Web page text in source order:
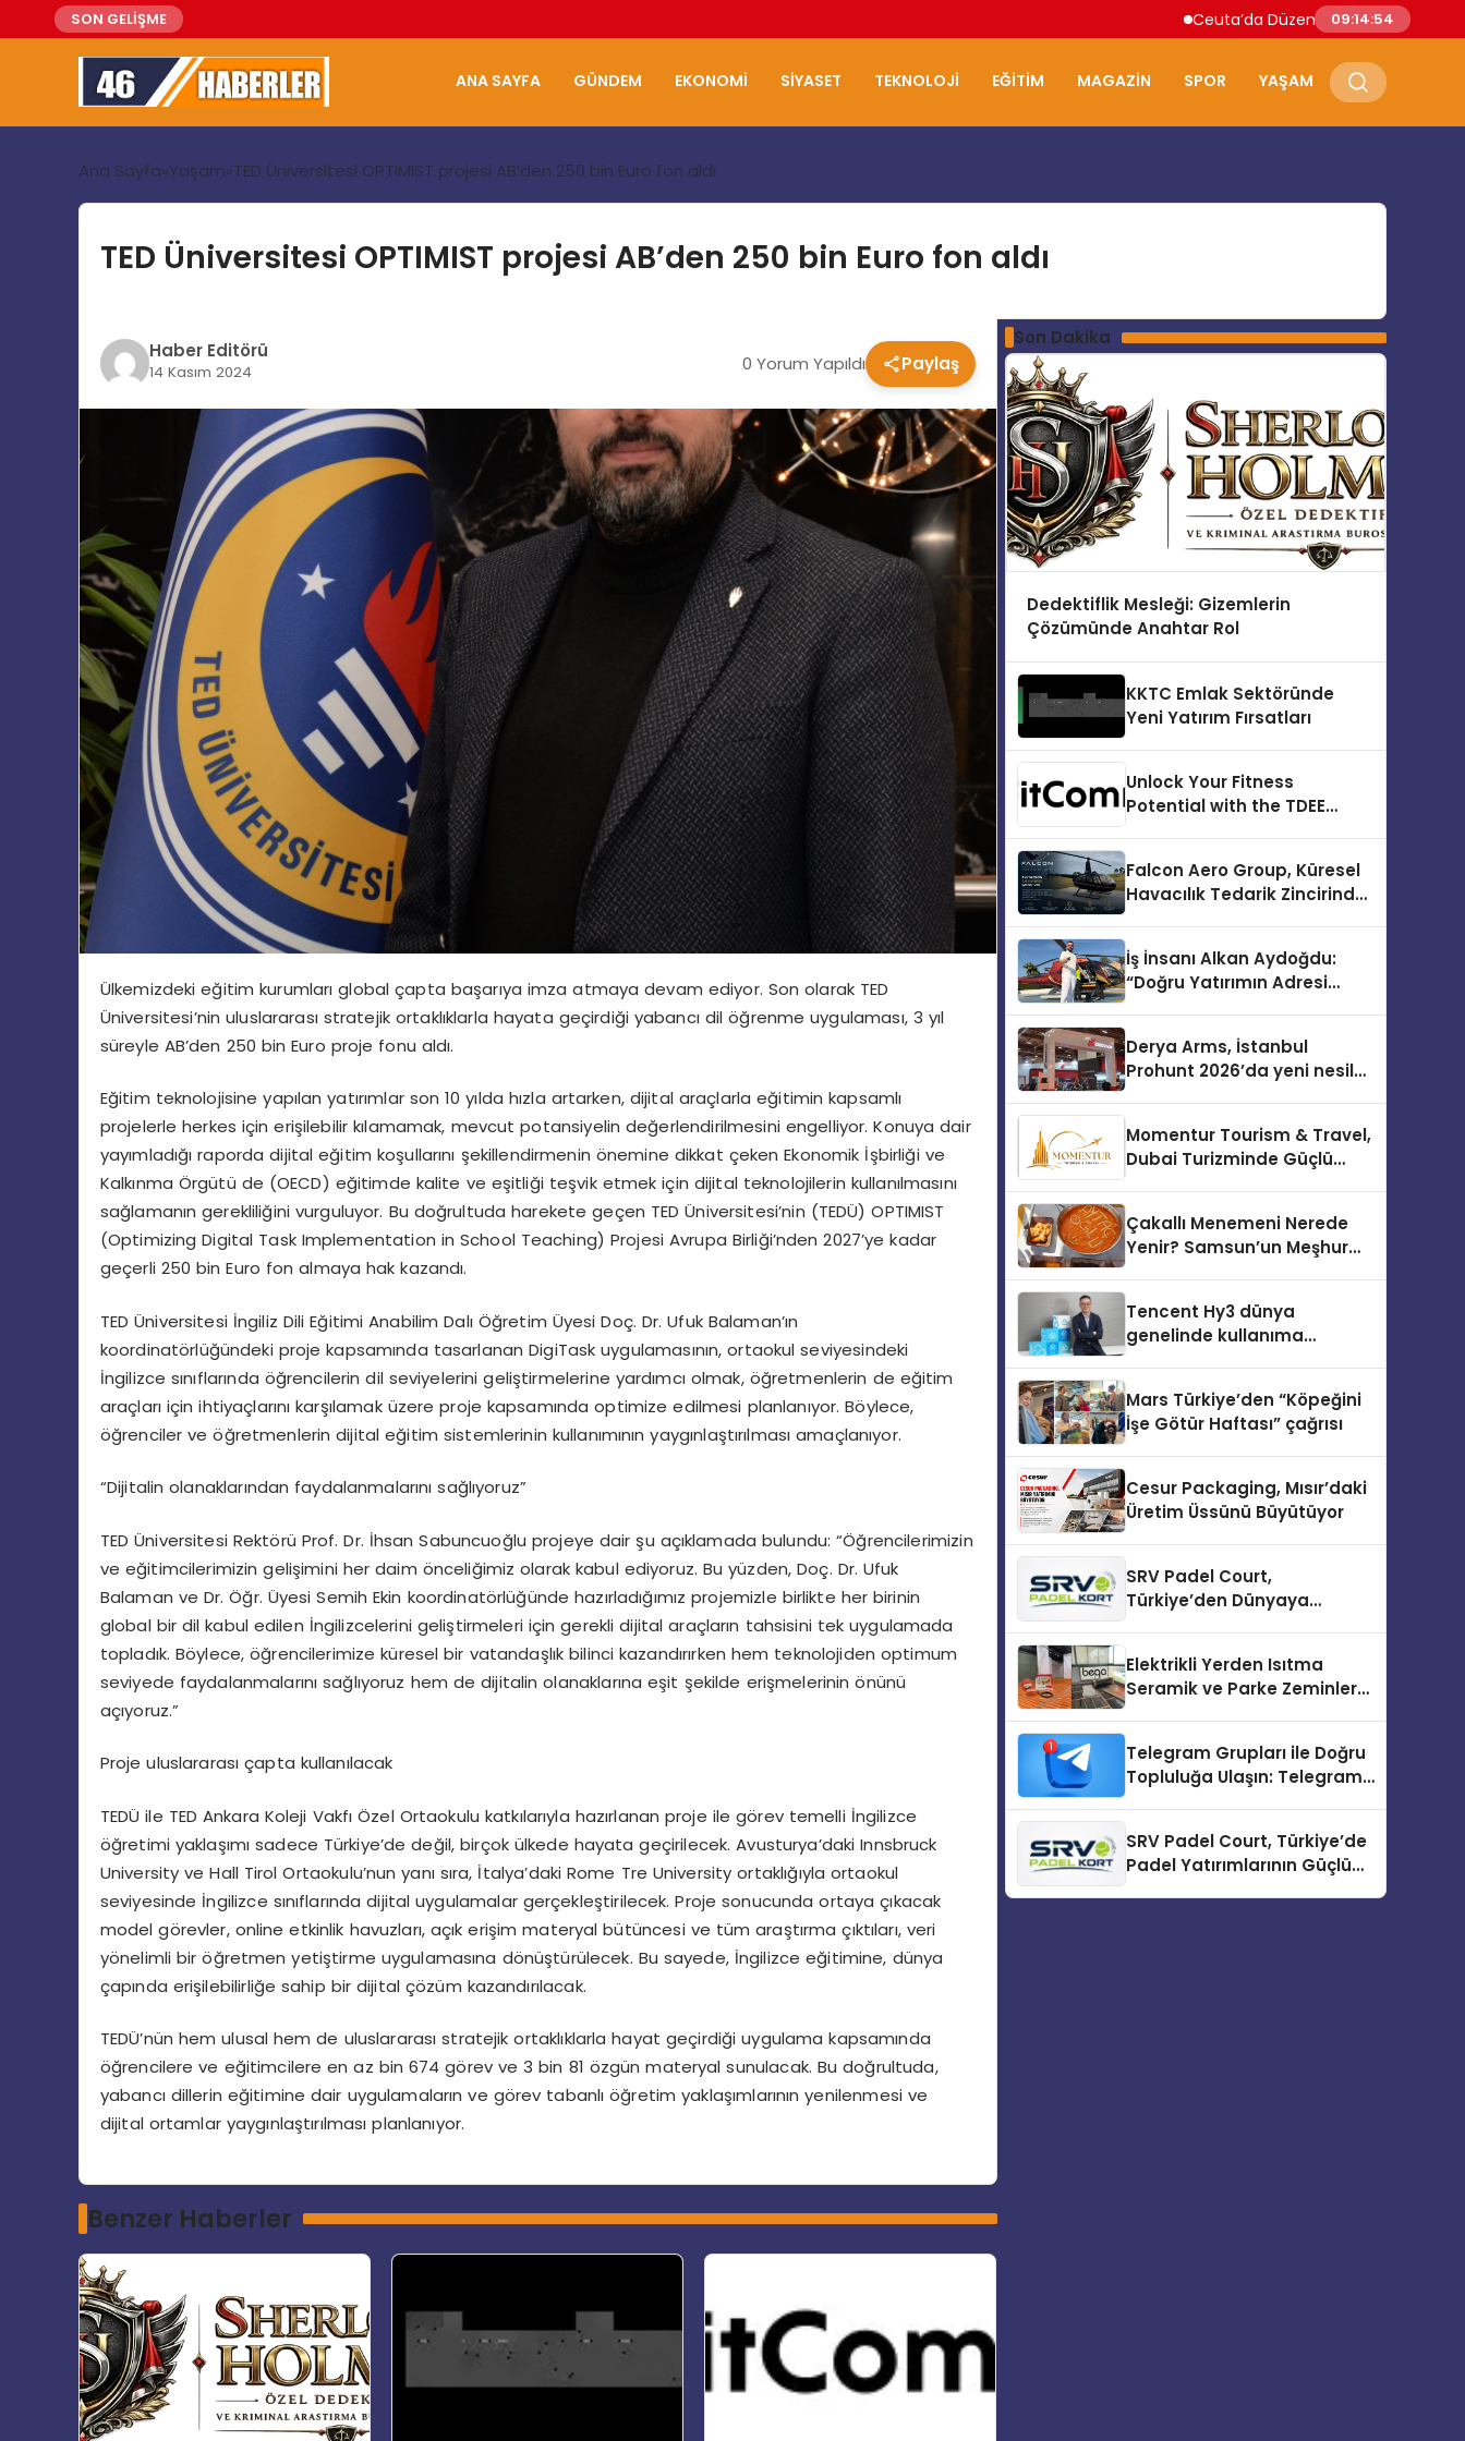
SON GELİŞME Ceuta’da Düzensiz Göçmen Akını: İspanya
09:14:55
ANA SAYFA GÜNDEM EKONOMI SIYASET TEKNOLOJI EĞITIM MAGAZIN SPOR YAŞAM
Ana Sayfa Yaşam TED Üniversitesi OPTIMIST projesi AB’den 250 bin Euro fon aldı
TED Üniversitesi OPTIMIST projesi AB’den 250 bin Euro fon aldı
Haber Editörü
14 Kasım 2024 0 Yorum Yapıldı Paylaş
Ülkemizdeki eğitim kurumları global çapta başarıya imza atmaya devam ediyor. Son olarak TED
Üniversitesi’nin uluslararası stratejik ortaklıklarla hayata geçirdiği yabancı dil öğrenme uygulaması, 3 yıl
süreyle AB’den 250 bin Euro proje fonu aldı.
Eğitim teknolojisine yapılan yatırımlar son 10 yılda hızla artarken, dijital araçlarla eğitimin kapsamlı
projelerle herkes için erişilebilir kılamamak, mevcut potansiyelin değerlendirilmesini engelliyor. Konuya dair
yayımladığı raporda dijital eğitim koşullarını şekillendirmenin önemine dikkat çeken Ekonomik İşbirliği ve
Kalkınma Örgütü de (OECD) eğitimde kalite ve eşitliği teşvik etmek için dijital teknolojilerin kullanılmasını
sağlamanın gerekliliğini vurguluyor. Bu doğrultuda harekete geçen TED Üniversitesi’nin (TEDÜ) OPTIMIST
(Optimizing Digital Task Implementation in School Teaching) Projesi Avrupa Birliği’nden 2027’ye kadar
geçerli 250 bin Euro fon almaya hak kazandı.
TED Üniversitesi İngiliz Dili Eğitimi Anabilim Dalı Öğretim Üyesi Doç. Dr. Ufuk Balaman’ın
koordinatörlüğündeki proje kapsamında tasarlanan DigiTask uygulamasının, ortaokul seviyesindeki
İngilizce sınıflarında öğrencilerin dil seviyelerini geliştirmelerine yardımcı olmak, öğretmenlerin de eğitim
araçları için ihtiyaçlarını karşılamak üzere proje kapsamında optimize edilmesi planlanıyor. Böylece,
öğrenciler ve öğretmenlerin dijital eğitim sistemlerinin kullanımının yaygınlaştırılması amaçlanıyor.
“Dijitalin olanaklarından faydalanmalarını sağlıyoruz”
TED Üniversitesi Rektörü Prof. Dr. İhsan Sabuncuoğlu projeye dair şu açıklamada bulundu: “Öğrencilerimizin
ve eğitimcilerimizin gelişimini her daim önceliğimiz olarak kabul ediyoruz. Bu yüzden, Doç. Dr. Ufuk
Balaman ve Dr. Öğr. Üyesi Semih Ekin koordinatörlüğünde hazırladığımız projemizle birlikte her birinin
global bir dil kabul edilen İngilizcelerini geliştirmeleri için gerekli dijital araçların tahsisini tek uygulamada
topladık. Böylece, öğrencilerimize küresel bir vatandaşlık bilinci kazandırırken hem teknolojiden optimum
seviyede faydalanmalarını sağlıyoruz hem de dijitalin olanaklarına eşit şekilde erişmelerinin önünü
açıyoruz.”
Proje uluslararası çapta kullanılacak
TEDÜ ile TED Ankara Koleji Vakfı Özel Ortaokulu katkılarıyla hazırlanan proje ile görev temelli İngilizce
öğretimi yaklaşımı sadece Türkiye’de değil, birçok ülkede hayata geçirilecek. Avusturya’daki Innsbruck
University ve Hall Tirol Ortaokulu’nun yanı sıra, İtalya’daki Rome Tre University ortaklığıyla ortaokul
seviyesinde İngilizce sınıflarında dijital uygulamalar gerçekleştirilecek. Proje sonucunda ortaya çıkacak
model görevler, online etkinlik havuzları, açık erişim materyal bütüncesi ve tüm araştırma çıktıları, veri
yönelimli bir öğretmen yetiştirme uygulamasına dönüştürülecek. Bu sayede, İngilizce eğitimine, dünya
çapında erişilebilirliğe sahip bir dijital çözüm kazandırılacak.
TEDÜ’nün hem ulusal hem de uluslararası stratejik ortaklıklarla hayat geçirdiği uygulama kapsamında
öğrencilere ve eğitimcilere en az bin 674 görev ve 3 bin 81 özgün materyal sunulacak. Bu doğrultuda,
yabancı dillerin eğitimine dair uygulamaların ve görev tabanlı öğretim yaklaşımlarının yenilenmesi ve
dijital ortamlar yaygınlaştırılması planlanıyor.
Benzer Haberler
Son Dakika
Dedektiflik Mesleği: Gizemlerin
Çözümünde Anahtar Rol
KKTC Emlak Sektöründe
Yeni Yatırım Fırsatları
Unlock Your Fitness
Potential with the TDEE
Falcon Aero Group, Küresel
Havacılık Tedarik Zincirinde
İş İnsanı Alkan Aydoğdu:
“Doğru Yatırımın Adresi
Derya Arms, İstanbul
Prohunt 2026’da yeni nesil
Momentur Tourism & Travel,
Dubai Turizminde Güçlü
Çakallı Menemeni Nerede
Yenir? Samsun’un Meşhur
Tencent Hy3 dünya
genelinde kullanıma
Mars Türkiye’den “Köpeğini
İşe Götür Haftası” çağrısı
Cesur Packaging, Mısır’daki
Üretim Üssünü Büyütüyor
SRV Padel Court,
Türkiye’den Dünyaya
Elektrikli Yerden Isıtma
Seramik ve Parke Zeminler
Telegram Grupları ile Doğru
Topluluğa Ulaşın: Telegram
SRV Padel Court, Türkiye’de
Padel Yatırımlarının Güçlü